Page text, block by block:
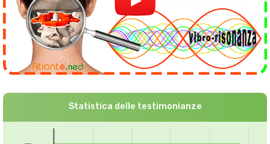
Statistica delle testimonianze